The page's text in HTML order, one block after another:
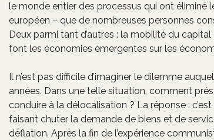
le monde entier des processus qui ont éliminé
européen – que de nombreuses personnes
Deux parmi tant d’autres : la mobilité du
font les économies émergentes sur les
Il n’est pas difficile d’imaginer le dilemme
années. Dans une telle situation, comment
conduire à la délocalisation ? La réponse :
faisant chuter la demande de biens et de
déflation. Après la fin de l’expérience